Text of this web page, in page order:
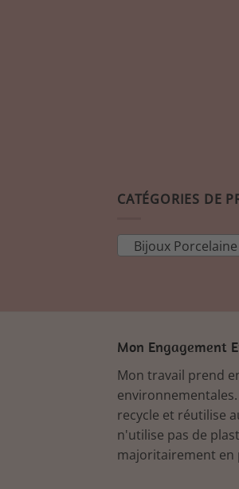
CATÉGORIES DE
Bijoux Porcelaine
Mon Engagement
Mon travail prend
recycle et réutilise
n'utilise pas de
majoritairement en